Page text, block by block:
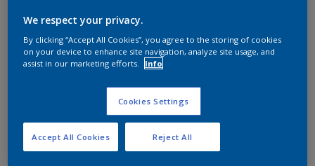
We respect your privacy.
By clicking “Accept All Cookies”, you agree to the storing of cookies
on your device to enhance site navigation, analyze site usage, and
assist in our marketing efforts.
Info
Cookies Settings
Reject All
Accept All Cookies